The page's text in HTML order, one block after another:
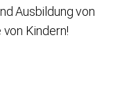
Ausbildung von
Kindern!